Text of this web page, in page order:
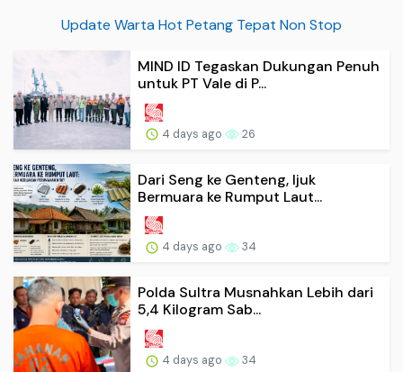
Update Warta Hot Petang Tepat Non Stop
MIND ID Tegaskan Dukungan Penuh
untuk PT Vale di P...
4 days ago 26
Dari Seng ke Genteng, Ijuk
Bermuara ke Rumput Laut...
4 days ago 34
Polda Sultra Musnahkan Lebih dari
5,4 Kilogram Sab...
4 days ago 34